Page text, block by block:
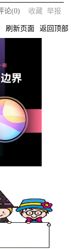
论(0) 收藏 举报
刷新页面 返回顶部